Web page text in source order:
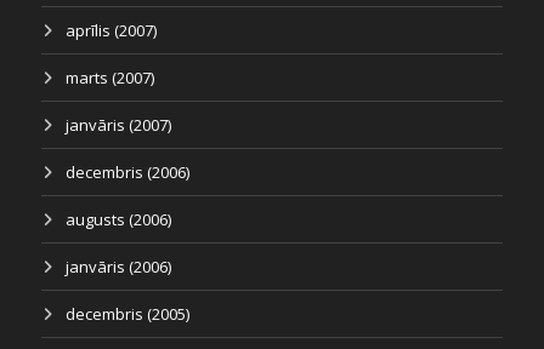
aprīlis (2007)
marts (2007)
janvāris (2007)
decembris (2006)
augusts (2006)
janvāris (2006)
decembris (2005)